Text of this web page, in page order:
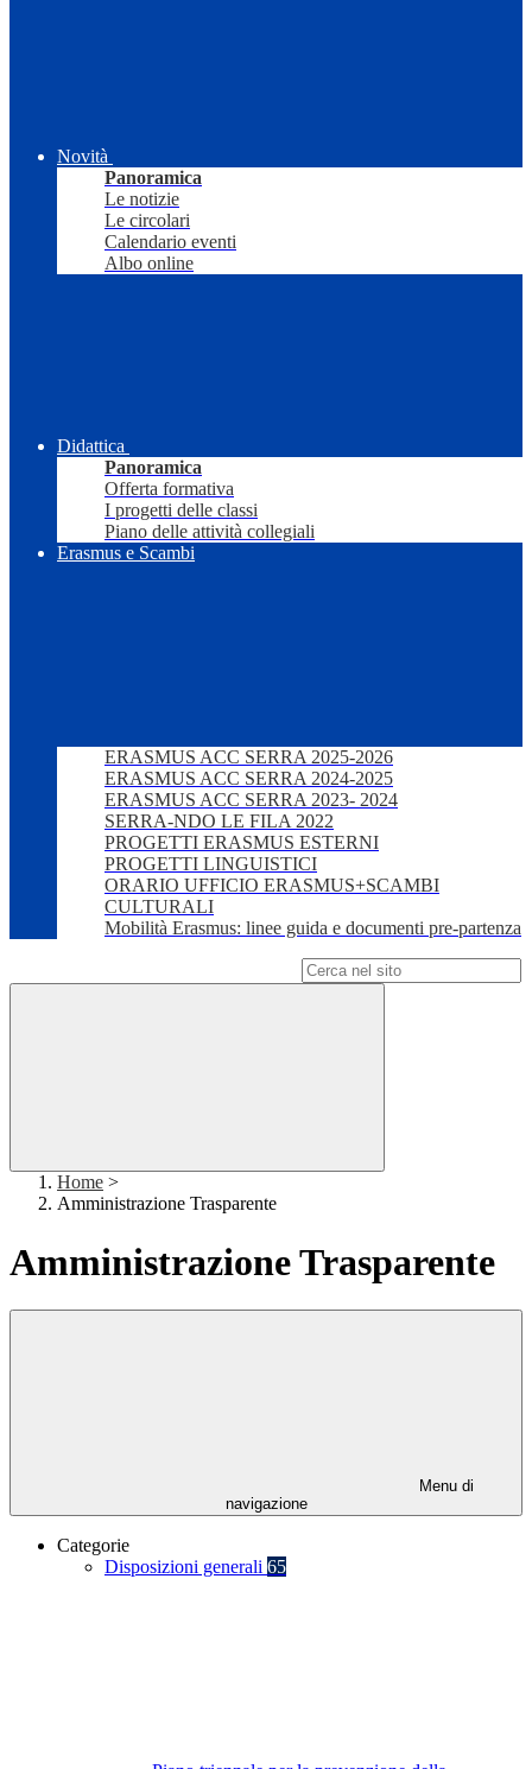
Novità
Panoramica
Le notizie
Le circolari
Calendario eventi
Albo online
Didattica
Panoramica
Offerta formativa
I progetti delle classi
Piano delle attività collegiali
Erasmus e Scambi
ERASMUS ACC SERRA 2025-2026
ERASMUS ACC SERRA 2024-2025
ERASMUS ACC SERRA 2023- 2024
SERRA-NDO LE FILA 2022
PROGETTI ERASMUS ESTERNI
PROGETTI LINGUISTICI
ORARIO UFFICIO ERASMUS+SCAMBI
CULTURALI
Mobilità Erasmus: linee guida e documenti pre-partenza
Home >
Amministrazione Trasparente
Amministrazione Trasparente
Menu di
navigazione
Categorie
Disposizioni generali 65